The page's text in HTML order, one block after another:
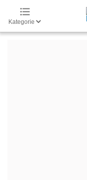
Kategorie